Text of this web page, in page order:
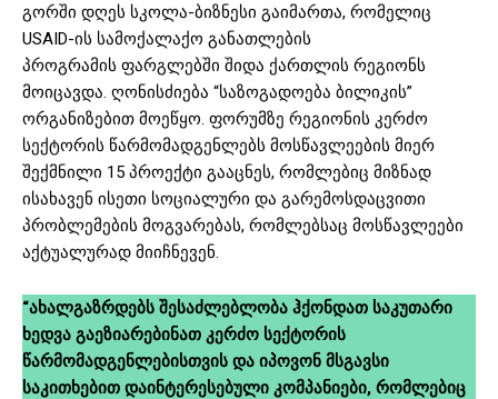
გორში დღეს სკოლა-ბიზნესი გაიმართა, რომელიც
USAID-ის სამოქალაქო განათლების
პროგრამის ფარგლებში შიდა ქართლის რეგიონს
მოიცავდა. ღონისძიება “საზოგადოება ბილიკის”
ორგანიზებით მოეწყო. ფორუმზე რეგიონის კერძო
სექტორის წარმომადგენლებს მოსწავლეების მიერ
შექმნილი 15 პროექტი გააცნეს, რომლებიც მიზნად
ისახავენ ისეთი სოციალური და გარემოსდაცვითი
პრობლემების მოგვარებას, რომლებსაც მოსწავლეები
აქტუალურად მიიჩნევენ.
“ახალგაზრდებს შესაძლებლობა ჰქონდათ საკუთარი
ხედვა გაეზიარებინათ კერძო სექტორის
წარმომადგენლებისთვის და იპოვონ მსგავსი
საკითხებით დაინტერესებული კომპანიები, რომლებიც